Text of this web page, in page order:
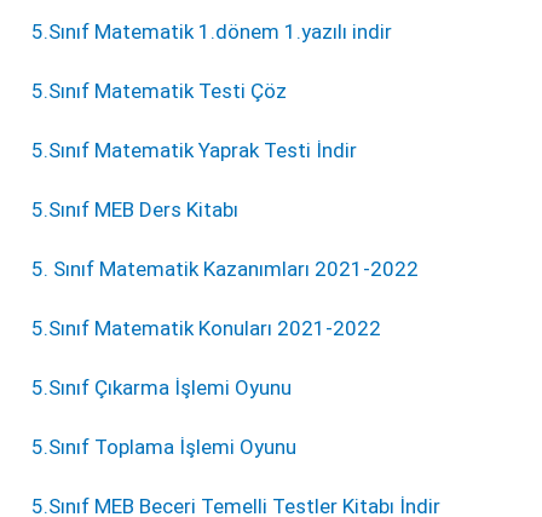
5.Sınıf Matematik 1.dönem 1.yazılı indir
5.Sınıf Matematik Testi Çöz
5.Sınıf Matematik Yaprak Testi İndir
5.Sınıf MEB Ders Kitabı
5. Sınıf Matematik Kazanımları 2021-2022
5.Sınıf Matematik Konuları 2021-2022
5.Sınıf Çıkarma İşlemi Oyunu
5.Sınıf Toplama İşlemi Oyunu
5.Sınıf MEB Beceri Temelli Testler Kitabı İndir